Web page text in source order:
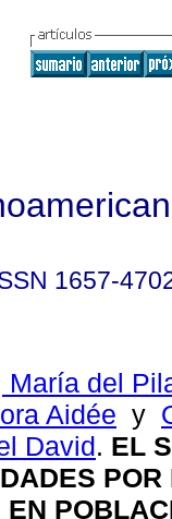
1657-
María del
Aidée y
David. EL
POR